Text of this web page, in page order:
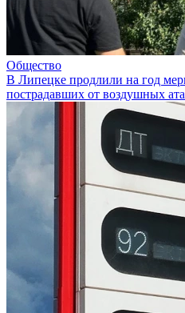
Общество
В Липецке продлили на год
пострадавших от воздушных